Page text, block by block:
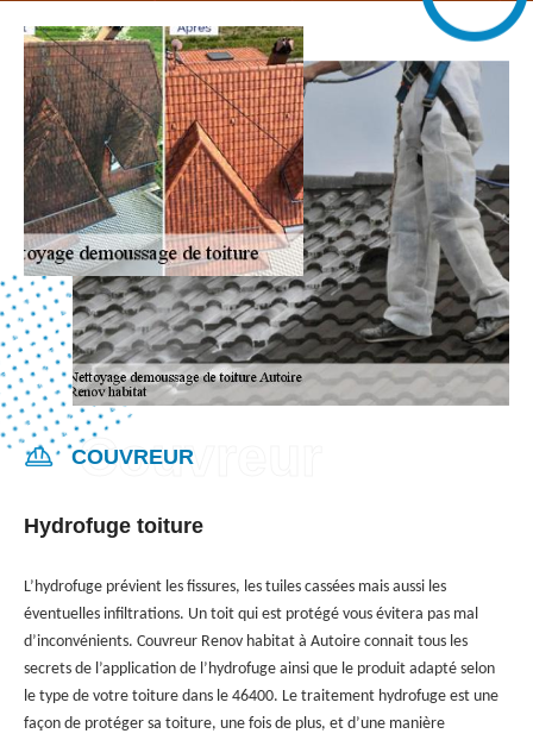
COUVREUR
Hydrofuge toiture
L’hydrofuge prévient les fissures, les tuiles cassées mais aussi les
éventuelles infiltrations. Un toit qui est protégé vous évitera pas mal
d’inconvénients. Couvreur Renov habitat à Autoire connait tous les
secrets de l’application de l’hydrofuge ainsi que le produit adapté selon
le type de votre toiture dans le 46400. Le traitement hydrofuge est une
façon de protéger sa toiture, une fois de plus, et d’une manière